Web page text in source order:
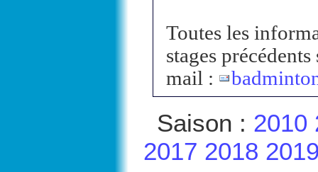
Toutes les
stages
mail :
Saison : 2010
2017 2018